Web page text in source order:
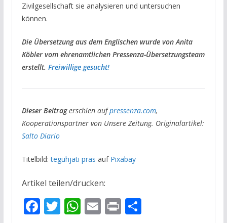
Zivilgesellschaft sie analysieren und untersuchen
können.
Die Übersetzung aus dem Englischen wurde von Anita
Köbler vom ehrenamtlichen Pressenza-Übersetzungsteam
erstellt. Freiwillige gesucht!
Dieser Beitragerschien aufpressenza.com,
Kooperationspartner von Unsere Zeitung. Originalartikel:
Salto Diario
Titelbild:teguhjati pras auf Pixabay
Artikel teilen/drucken:
F T W E PrT